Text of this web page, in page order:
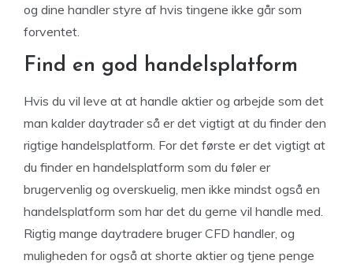
og dine handler styre af hvis tingene ikke går som
forventet.
Find en god handelsplatform
Hvis du vil leve at at handle aktier og arbejde som det
man kalder daytrader så er det vigtigt at du finder den
rigtige handelsplatform. For det første er det vigtigt at
du finder en handelsplatform som du føler er
brugervenlig og overskuelig, men ikke mindst også en
handelsplatform som har det du gerne vil handle med.
Rigtig mange daytradere bruger CFD handler, og
muligheden for også at shorte aktier og tjene penge